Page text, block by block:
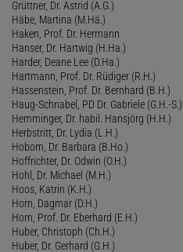
Grüttner, Dr. Astrid (A.G.)
Häbe, Martina (M.Hä.)
Haken, Prof. Dr. Hermann
Hanser, Dr. Hartwig (H.Ha.)
Harder, Deane Lee (D.Ha.)
Hartmann, Prof. Dr. Rüdiger (R.H.)
Hassenstein, Prof. Dr. Bernhard (B.H.)
Haug-Schnabel, PD Dr. Gabriele (G.H.-S.)
Hemminger, Dr. habil. Hansjörg (H.H.)
Herbstritt, Dr. Lydia (L.H.)
Hobom, Dr. Barbara (B.Ho.)
Hoffrichter, Dr. Odwin (O.H.)
Hohl, Dr. Michael (M.H.)
Hoos, Katrin (K.H.)
Horn, Dagmar (D.H.)
Horn, Prof. Dr. Eberhard (E.H.)
Huber, Christoph (Ch.H.)
Huber, Dr. Gerhard (G.H.)